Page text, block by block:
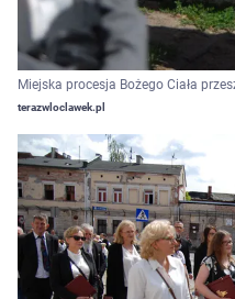
Miejska procesja Bożego Ciała
terazwloclawek.pl